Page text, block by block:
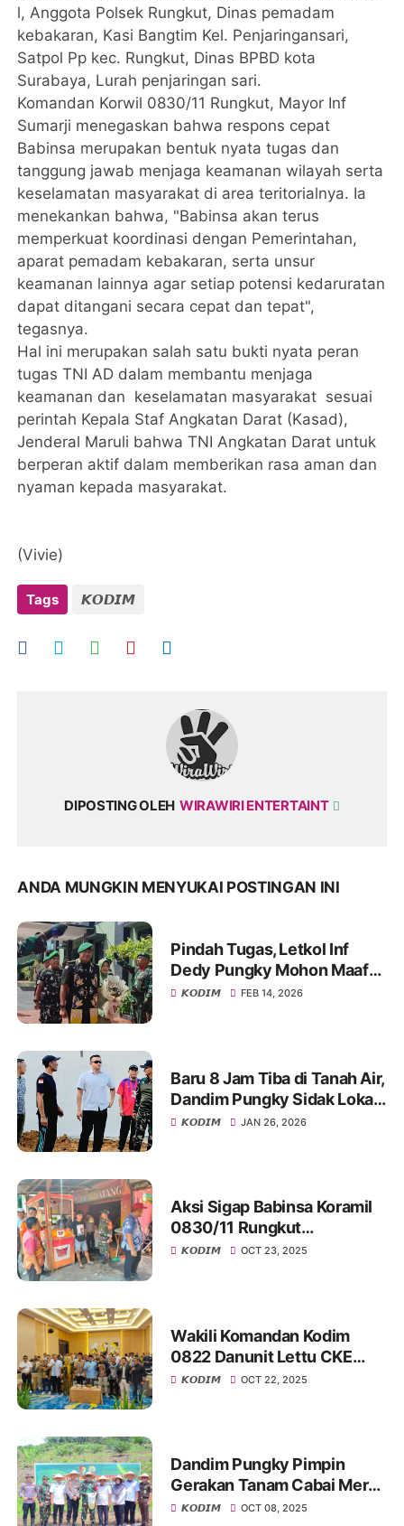
l, Anggota Polsek Rungkut, Dinas pemadam
kebakaran, Kasi Bangtim Kel. Penjaringansari,
Satpol Pp kec. Rungkut, Dinas BPBD kota
Surabaya, Lurah penjaringan sari.
Komandan Korwil 0830/11 Rungkut, Mayor Inf
Sumarji menegaskan bahwa respons cepat
Babinsa merupakan bentuk nyata tugas dan
tanggung jawab menjaga keamanan wilayah serta
keselamatan masyarakat di area teritorialnya. Ia
menekankan bahwa, "Babinsa akan terus
memperkuat koordinasi dengan Pemerintahan,
aparat pemadam kebakaran, serta unsur
keamanan lainnya agar setiap potensi kedaruratan
dapat ditangani secara cepat dan tepat",
tegasnya.
Hal ini merupakan salah satu bukti nyata peran
tugas TNI AD dalam membantu menjaga
keamanan dan keselamatan masyarakat sesuai
perintah Kepala Staf Angkatan Darat (Kasad),
Jenderal Maruli bahwa TNI Angkatan Darat untuk
berperan aktif dalam memberikan rasa aman dan
nyaman kepada masyarakat.
(Vivie)
Tags 𝙆𝙊𝘿𝙄𝙈
DIPOSTING OLEH WIRAWIRI ENTERTAINT
ANDA MUNGKIN MENYUKAI POSTINGAN INI
Pindah Tugas, Letkol Inf
Dedy Pungky Mohon Maaf
Bila Selama Menjabat Ada
𝙆𝙊𝘿𝙄𝙈 FEB 14, 2026
Baru 8 Jam Tiba di Tanah Air,
Dandim Pungky Sidak Lokasi
Pembangunan Koperasi
𝙆𝙊𝘿𝙄𝙈 JAN 26, 2026
Aksi Sigap Babinsa Koramil
0830/11 Rungkut
Tanggulangi Kebakaran di
𝙆𝙊𝘿𝙄𝙈 OCT 23, 2025
Wakili Komandan Kodim
0822 Danunit Lettu CKE
Sukiman Hadiri Layanan
𝙆𝙊𝘿𝙄𝙈 OCT 22, 2025
Dandim Pungky Pimpin
Gerakan Tanam Cabai Merah
Untuk Bungo Tahan Pangan
𝙆𝙊𝘿𝙄𝙈 OCT 08, 2025